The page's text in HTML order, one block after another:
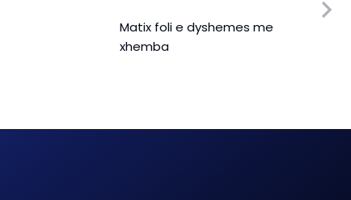
Matix foli e dyshemes me
xhemba